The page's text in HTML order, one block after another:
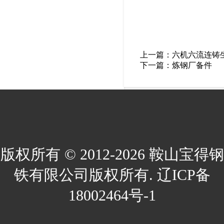
上一篇： 六机六流连铸
下一篇： 炼钢厂备件
版权所有 © 2012-2026 鞍山宝得钢
铁有限公司版权所有. 辽ICP备
18002464号-1